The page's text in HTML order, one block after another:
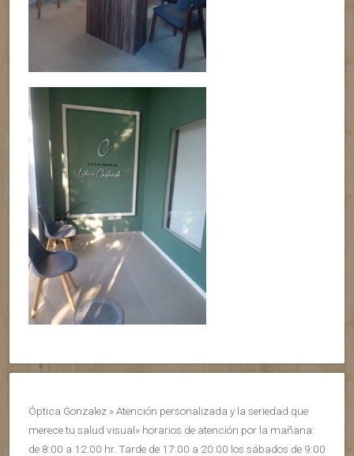
Óptica Gonzalez » Atención personalizada y la seriedad que
merece tu salud visual» horarios de atención por la mañana:
de 8:00 a 12:00 hr. Tarde de 17:00 a 20:00 los sábados de 9:00